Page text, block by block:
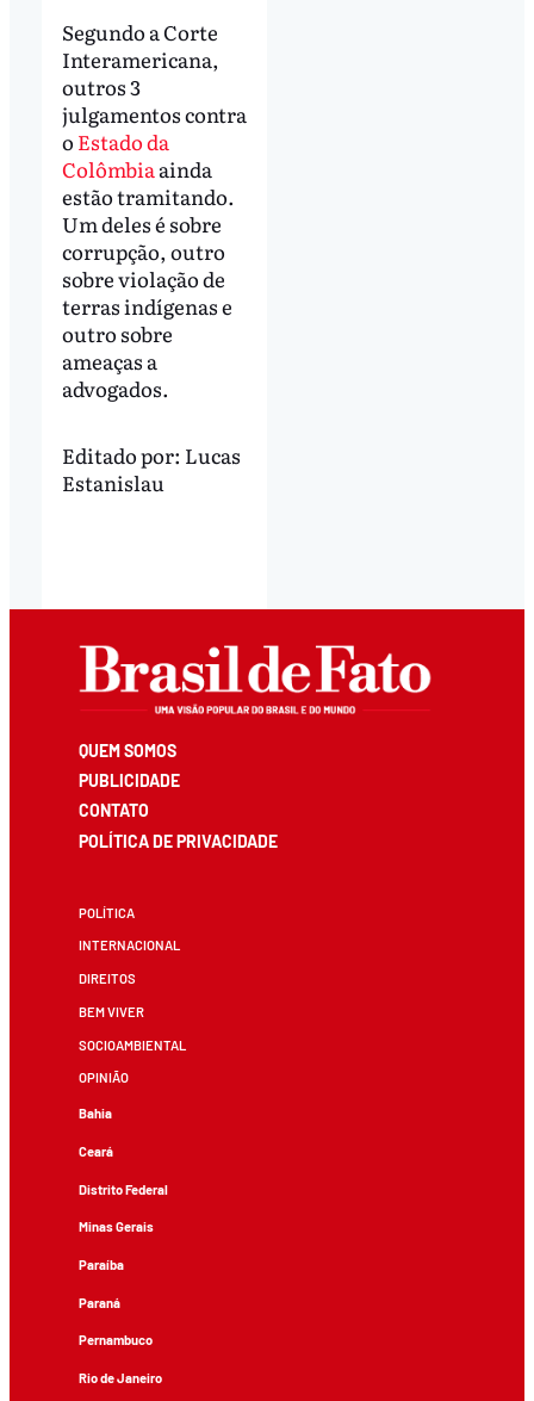
Segundo a Corte
Interamericana,
outros 3
julgamentos contra
o Estado da
Colômbia ainda
estão tramitando.
Um deles é sobre
corrupção, outro
sobre violação de
terras indígenas e
outro sobre
ameaças a
advogados.
Editado por: Lucas
Estanislau
QUEM SOMOS
PUBLICIDADE
CONTATO
POLÍTICA DE PRIVACIDADE
POLÍTICA
INTERNACIONAL
DIREITOS
BEM VIVER
SOCIOAMBIENTAL
OPINIÃO
Bahia
Ceará
Distrito Federal
Minas Gerais
Paraíba
Paraná
Pernambuco
Rio de Janeiro